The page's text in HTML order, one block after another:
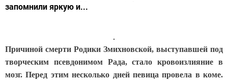
запомнили яркую и...
Причиной смерти Родики Змихновской, выступавшей под
творческим псевдонимом Рада, стало кровоизлияние в
мозг. Перед этим несколько дней певица провела в коме.